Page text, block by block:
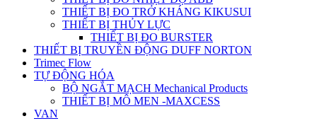
THIẾT BỊ ĐO TRỞ KHÁNG KIKUSUI
THIẾT BỊ THỦY LỰC
THIẾT BỊ ĐO BURSTER
THIẾT BỊ TRUYỀN ĐỘNG DUFF NORTON
Trimec Flow
TỰ ĐỘNG HÓA
BỘ NGẮT MẠCH Mechanical Products
THIẾT BỊ MÔ MEN -MAXCESS
VAN